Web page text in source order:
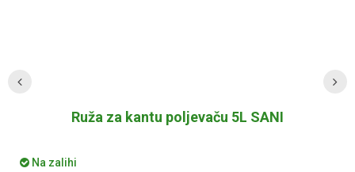
Ruža za kantu poljevaču 5L SANI
Na zalihi